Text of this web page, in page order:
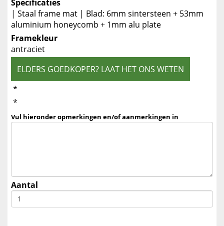
Specificaties
| Staal frame mat | Blad: 6mm sintersteen + 53mm
aluminium honeycomb + 1mm alu plate
Framekleur
antraciet
ELDERS GOEDKOPER? LAAT HET ONS WETEN
*
*
Vul hieronder opmerkingen en/of aanmerkingen in
Aantal